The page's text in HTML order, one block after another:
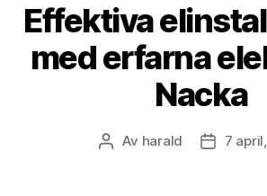
Effektiva
med erfarna
Nacka
Inläggsförfattare
Av harald 7